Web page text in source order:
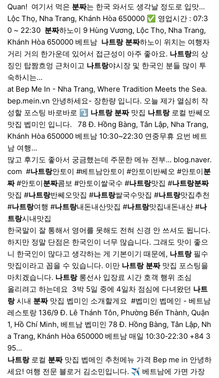
Quan! ​ 여기서 먹은 분짜는 한국 와서도 생각날 정도로 입맛...
Lộc Thọ, Nha Trang, Khánh Hòa 650000 ✅ 영업시간 : 07:3
0 ~ 22:30 ​ 분짜하노이 9 Hùng Vương, Lộc Thọ, Nha Trang,
Khánh Hòa 650000 베트남 ​ 나트랑 분짜하노이 위치는 여행자
거리 거의 한가운데 있어서 접근성이 아주 좋아요. 나트랑의 상
징인 탑짬흐엉 근처이고 나트랑야시장 및 한국인 분들 많이 투
숙하시는...
at Bep Me In - Nha Trang, Where Tradition Meets the Sea.
bep.mein.vn 안녕하세요- 장한량 입니다. 오늘 제가 열심히 작
성할 포스팅 바로바로 ⤵️ 나트랑 분짜맛집 나트랑로컬 반쎄오
맛집 벱미인 입니다. ​ ​ 78 Đ. Hồng Bàng, Tân Lập, Nha Trang,
Khánh Hòa 650000 베트남 10:30~22:30 연중무휴 요번 베트
남 여행...
많고 후기도 좋아서 궁금했는데 주문한 메뉴 전부... blog.naver.
com ​ #나트랑안토이 #베트남안토이 #안토이반쎄오 #안토이분
짜#안토이분짜콤보 #안토이쌀국수 #나트랑맛집 #나트랑분짜
맛집 #나트랑반쎄오맛집 #나트랑쌀국수맛집 #나트랑맛집추천
#나트랑여행 #나트랑내돈내산맛집 #나트랑맛집내돈내산 #나
트랑시내맛집
한국말이 잘 통해서 영어를 못해도 전혀 신경 안 쓰셔도 됩니다.
하지만 정말 단점은 한국인이 너무 많습니다. 그래도 맛이 좋으
니 한국인이 많다고 생각하는 게 기본이기 때문에, 나트랑필수
맛집이라고 꼽을 수 있습니다. 이만 나트랑 분짜맛집 포스팅을
마치겠습니다. 나트랑롱선사 입장료 시간 호객 행위 조심
올리려고 하는데요 ​ 3박 5일 중에 4일차 점심에 다녀왔던 나트
랑시내 분짜맛집 벱미인 소개할게요 ​ #벱미인 벱메인 - 베트남
레스토랑 136/9 Đ. Lê Thánh Tôn, Phường Bến Thành, Quận
1, Hồ Chí Minh, 베트남 벱미인 78 Đ. Hồng Bàng, Tân Lập, Nh
a Trang, Khánh Hòa 650000 베트남 매일 10:30-22:30 +84 3
95...
나트랑로컬 분짜맛집 벱메인 추천메뉴 가격 Bep me in 안녕하
세요! 여행 전문 블로거 김소민입니다. ✈️ 베트남에 가면 가장